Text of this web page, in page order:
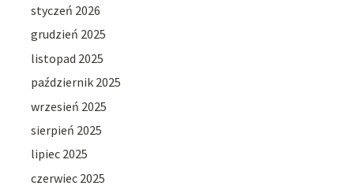
styczeń 2026
grudzień 2025
listopad 2025
październik 2025
wrzesień 2025
sierpień 2025
lipiec 2025
czerwiec 2025